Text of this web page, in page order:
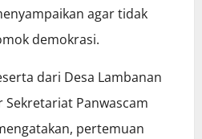
agar tidak
demokrasi.
dari Desa Lambanan
Panwascam
pertemuan